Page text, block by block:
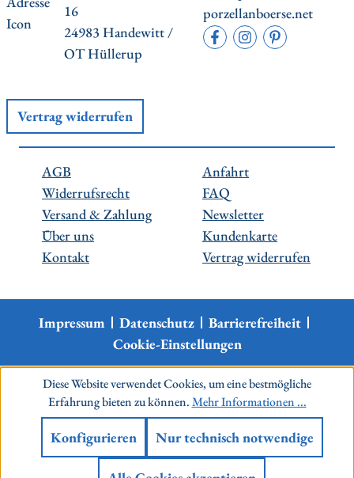
16
24983 Handewitt /
OT Hüllerup
porzellanboerse.net
Vertrag widerrufen
AGB
Widerrufsrecht
Versand & Zahlung
Über uns
Kontakt
Anfahrt
FAQ
Newsletter
Kundenkarte
Vertrag widerrufen
Impressum Datenschutz
Barrierefreiheit
Cookie-Einstellungen
Diese Website verwendet Cookies, um eine bestmögliche
Erfahrung bieten zu können.Mehr Informationen ...
Nur technisch notwendige
Konfigurieren